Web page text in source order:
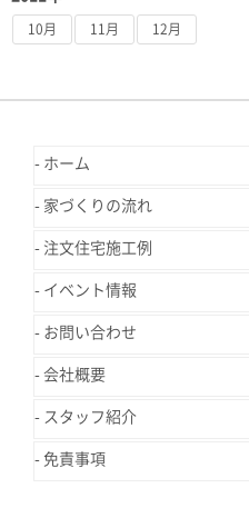
10月 11月 12月
ホーム
家づくりの流れ
注文住宅施工例
イベント情報
お問い合わせ
会社概要
スタッフ紹介
免責事項